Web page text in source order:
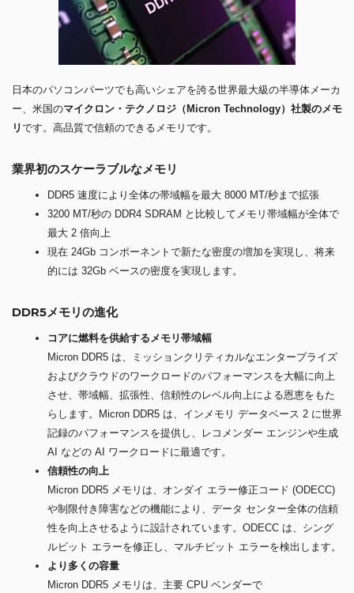
日本のパソコンパーツでも高いシェアを誇る世界最大級の半導体メーカ
ー、米国のマイクロン・テクノロジ（Micron Technology）社製のメモ
リです。高品質で信頼のできるメモリです。
業界初のスケーラブルなメモリ
DDR5 速度により全体の帯域幅を最大 8000 MT/秒まで拡張
3200 MT/秒の DDR4 SDRAM と比較してメモリ帯域幅が全体で
最大 2 倍向上
現在 24Gb コンポーネントで新たな密度の増加を実現し、将来
的には 32Gb ベースの密度を実現します。
DDR5メモリの進化
コアに燃料を供給するメモリ帯域幅
Micron DDR5 は、ミッションクリティカルなエンタープライズ
およびクラウドのワークロードのパフォーマンスを大幅に向上
させ、帯域幅、拡張性、信頼性のレベル向上による恩恵をもた
らします。Micron DDR5 は、インメモリ データベース 2 に世界
記録のパフォーマンスを提供し、レコメンダー エンジンや生成
AI などの AI ワークロードに最適です。
信頼性の向上
Micron DDR5 メモリは、オンダイ エラー修正コード (ODECC)
や制限付き障害などの機能により、データ センター全体の信頼
性を向上させるように設計されています。ODECC は、シング
ルビット エラーを修正し、マルチビット エラーを検出します。
より多くの容量
Micron DDR5 メモリは、主要 CPU ベンダーで